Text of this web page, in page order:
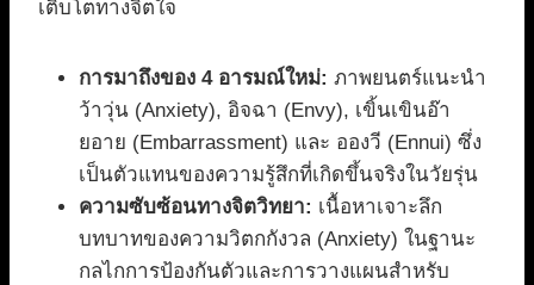
เติบโตทางจิตใจ
การมาถึงของ 4 อารมณ์ใหม่: ภาพยนตร์แนะนำ
ว้าวุ่น (Anxiety), อิจฉา (Envy), เขิ้นเขินอ๊า
ยอาย (Embarrassment) และ อองวี (Ennui) ซึ่ง
เป็นตัวแทนของความรู้สึกที่เกิดขึ้นจริงในวัยรุ่น
ความซับซ้อนทางจิตวิทยา: เนื้อหาเจาะลึก
บทบาทของความวิตกกังวล (Anxiety) ในฐานะ
กลไกการป้องกันตัวและการวางแผนสำหรับ